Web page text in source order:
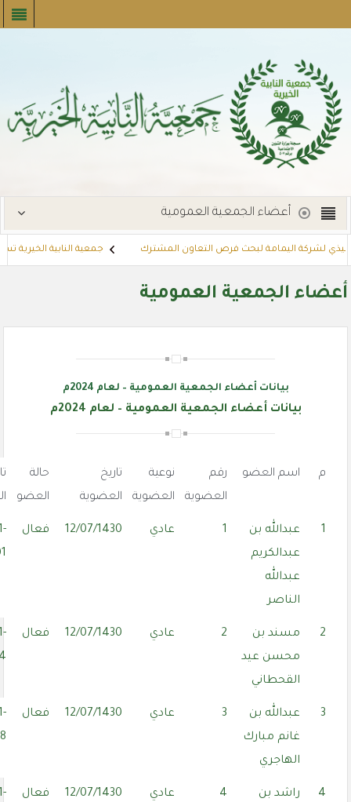
أعضاء الجمعية العمومية
لشركة اليمامة لبحث فرص التعاون المشترك جمعية النابية الخيرية
بطاقات القسائم الشرائية للمستفيدين عبر أسواق بنده (لنجعل حياتهم أيسر)
أعضاء الجمعية العمومية
بيانات أعضاء الجمعية العمومية – لعام 2024م
بيانات أعضاء الجمعية العمومية – لعام 2024م
م اسم العضو
رقم
العضوية
نوعية
العضوية
تاريخ
العضوية
حالة
العضو
1
عبدالله بن
عبدالكريم
عبدالله
الناصر
1 عادي 12/07/1430 فعال
2
مسند بن
محسن عيد
القحطاني
2 عادي 12/07/1430 فعال
3
عبدالله بن
غانم مبارك
الهاجري
3 عادي 12/07/1430 فعال
4
راشد بن
4 عادي 12/07/1430 فعال